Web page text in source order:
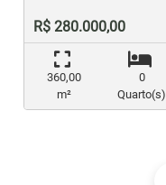
R$ 280.000,00
360,00
m²
0
Quarto(s)